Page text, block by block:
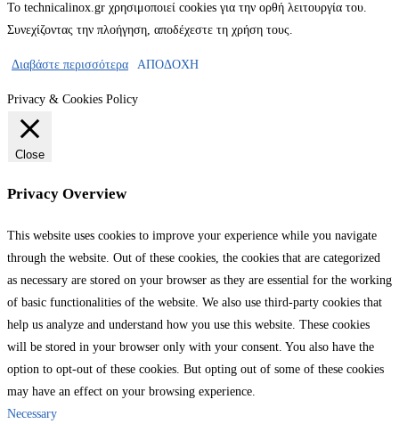
Το technicalinox.gr χρησιμοποιεί cookies για την ορθή λειτουργία του.
Συνεχίζοντας την πλοήγηση, αποδέχεστε τη χρήση τους.
Διαβάστε περισσότερα ΑΠΟΔΟΧΗ
Privacy & Cookies Policy
Close
Privacy Overview
This website uses cookies to improve your experience while you navigate
through the website. Out of these cookies, the cookies that are categorized
as necessary are stored on your browser as they are essential for the working
of basic functionalities of the website. We also use third-party cookies that
help us analyze and understand how you use this website. These cookies
will be stored in your browser only with your consent. You also have the
option to opt-out of these cookies. But opting out of some of these cookies
may have an effect on your browsing experience.
Necessary